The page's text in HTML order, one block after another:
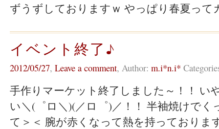
ずうずしておりますｗ やっぱり春夏っ
イベント終了♪
2012/05/27, Leave a comment, Author: m.i*n.i*
手作りマーケット終了しました～！！ い
い＼(゜ロ＼)(／ロ゜)／！！ 半袖焼けで
て＞＜ 腕が赤くなって熱を持っておりま